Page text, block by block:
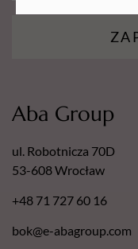
Aba Group
ul. Robotnicza 70D
53-608 Wrocław
+48 71 727 60 16
bok@e-abagroup.com